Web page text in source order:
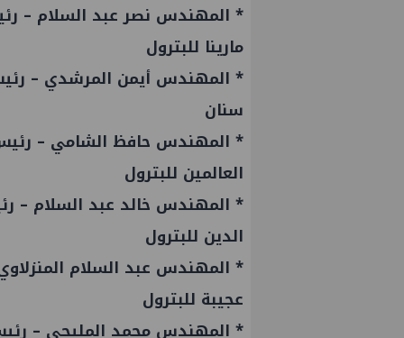
* المهندس نصر عبد السلام –
مارينا للبترول
* المهندس أيمن المرشدي –
سنان
* المهندس حافظ الشامي –
العالمين للبترول
* المهندس خالد عبد السلام –
الدين للبترول
* المهندس عبد السلام
عجيبة للبترول
* المهندس محمد المليجي –